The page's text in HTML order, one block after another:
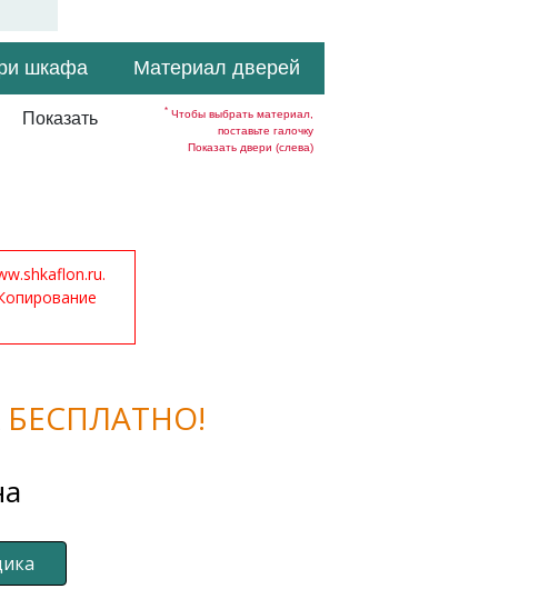
шкафа Материал дверей
Показать * Чтобы выбрать материал,
поставьте галочку
Показать двери (слева)
БЕСПЛАТНО!